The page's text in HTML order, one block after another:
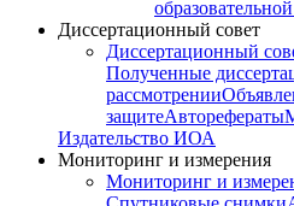
Диссертационный совет
Диссертационный
Полученные
рассмотрении
защитеАвторефераты
Издательство ИОА
Мониторинг и измерения
Мониторинг и